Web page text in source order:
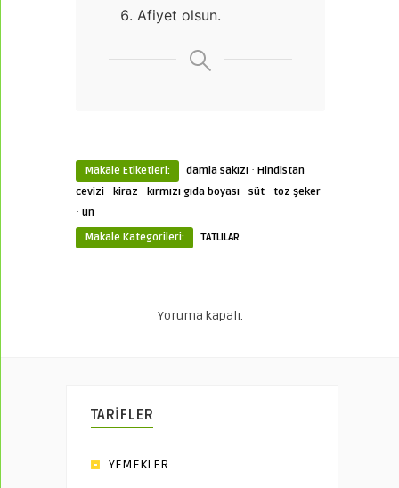
Afiyet olsun.
Makale Etiketleri: damla sakızı · Hindistan
cevizi · kiraz · kırmızı gıda boyası · süt · toz şeker
· un
Makale Kategorileri:
TATLILAR
Yoruma kapalı.
TARİFLER
YEMEKLER